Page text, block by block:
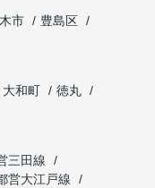
市
豊島区
大和町
徳丸
三田線
営大江戸線